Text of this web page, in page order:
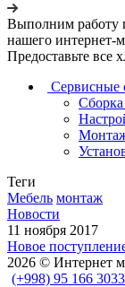
Выполним работу
нашего интернет-
Предоставьте все
Сервисные
Теги
Мебель монтаж
Новости
11 ноября 2017
Новое
2026 © Интернет
(+998) 95 166 3033